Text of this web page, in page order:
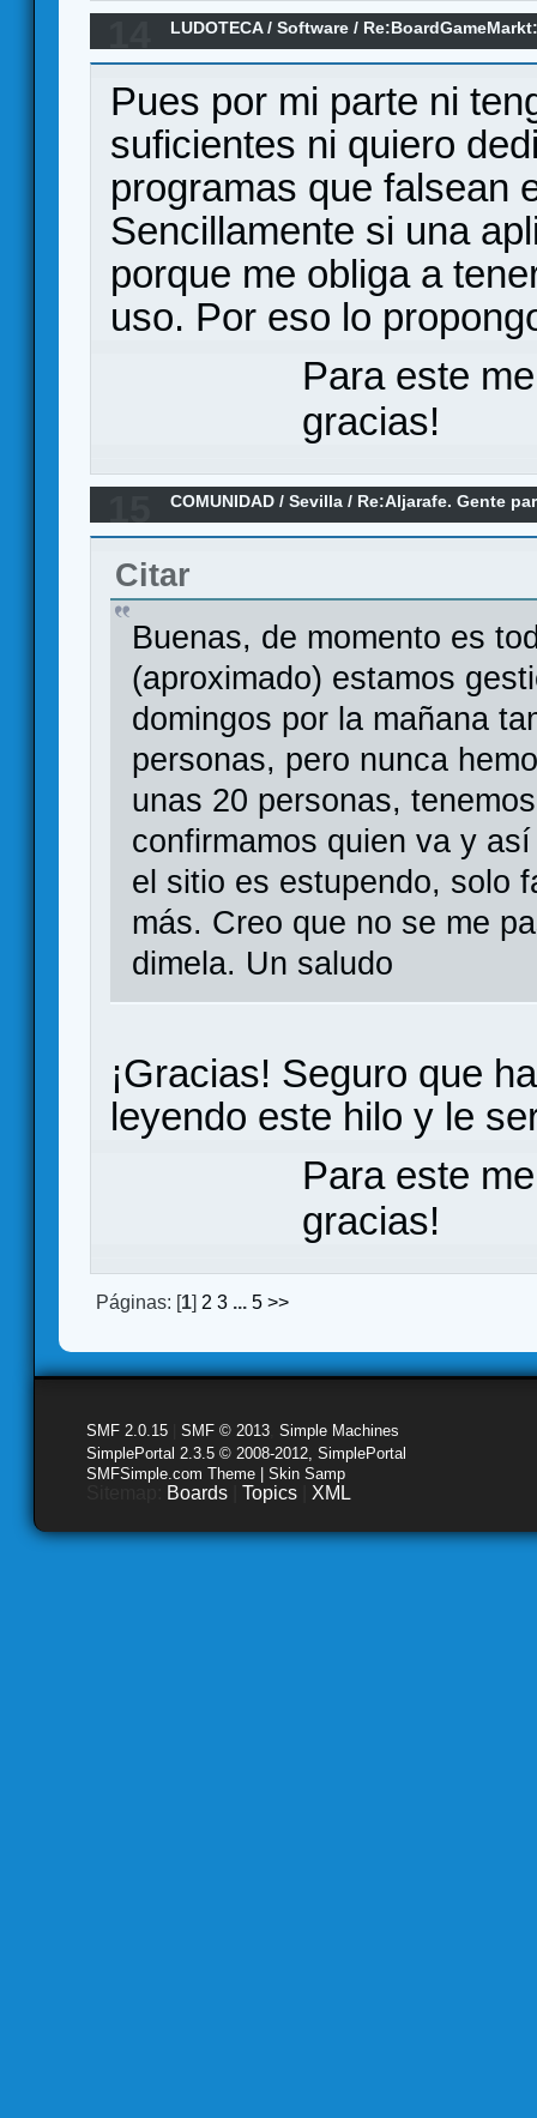
LUDOTECA/Software /
Pues por mi parte ni
suficientes ni quiero
programas que falsean
Sencillamente si una
porque me obliga a
uso. Por eso lo
Para este
gracias!
COMUNIDAD /Sevilla / Re:Aljarafe. Gente
Citar
Buenas, de momento es
(aproximado) estamos
domingos por la mañana
personas, pero nunca
unas 20 personas,
confirmamos quien va y
el sitio es estupendo, solo
más. Creo que no se me
dimela. Un saludo
¡Gracias! Seguro que
leyendo este hilo y le
Para este
gracias!
Páginas: [1] 2 3 ... 5 >>
SMF 2.0.15 SMF © 2013 Simple Machines
SimplePortal 2.3.5 © 2008-2012, SimplePortal
SMFSimple.com Theme | Skin Samp
Boards Topics XML